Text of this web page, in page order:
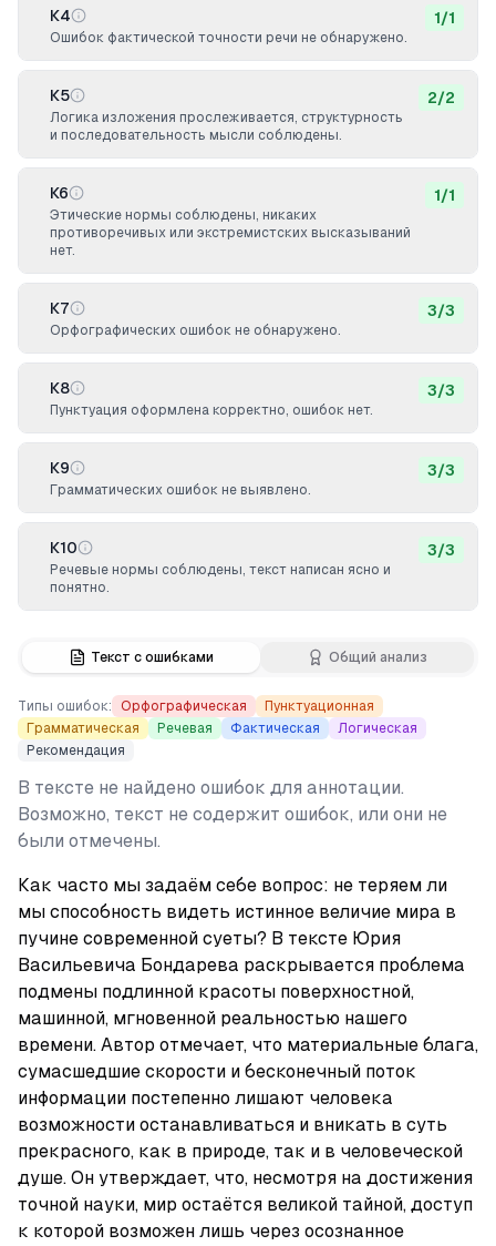
Текст с ошибками Общий анализ
Типы ошибок: Орфографическая
Пунктуационная
Грамматическая
Речевая Фактическая
Логическая
Рекомендация
В тексте не найдено ошибок для аннотации.
Возможно, текст не содержит ошибок, или они не
были отмечены.
Как часто мы задаём себе вопрос: не теряем ли
мы способность видеть истинное величие мира в
пучине современной суеты? В тексте Юрия
Васильевича Бондарева раскрывается проблема
подмены подлинной красоты поверхностной,
машинной, мгновенной реальностью нашего
времени. Автор отмечает, что материальные блага,
сумасшедшие скорости и бесконечный поток
информации постепенно лишают человека
возможности останавливаться и вникать в суть
прекрасного, как в природе, так и в человеческой
душе. Он утверждает, что, несмотря на достижения
точной науки, мир остаётся великой тайной, доступ
к которой возможен лишь через осознанное
К4
Ошибок фактической точности речи не обнаружено.
1/1
К5
Логика изложения прослеживается, структурность
и последовательность мысли соблюдены.
2/2
К6
Этические нормы соблюдены, никаких
противоречивых или экстремистских высказываний
нет.
1/1
К7
Орфографических ошибок не обнаружено.
3/3
К8
Пунктуация оформлена корректно, ошибок нет.
3/3
К9
Грамматических ошибок не выявлено.
3/3
К10
Речевые нормы соблюдены, текст написан ясно и
понятно.
3/3